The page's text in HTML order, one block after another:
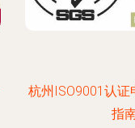
杭州ISO9001认证
指